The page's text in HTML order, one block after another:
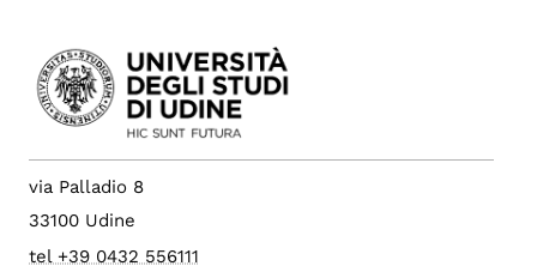
via Palladio 8
33100 Udine
tel +39 0432 556111